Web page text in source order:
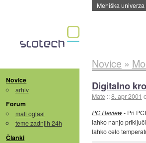
Mehiška
Novice
arhiv
Forum
mali oglasi
teme zadnjih 24h
Članki
Novice »
Digitalno
Mate ::8. apr 2001
PC Review- Pri
lahko nanjo
lahko celo